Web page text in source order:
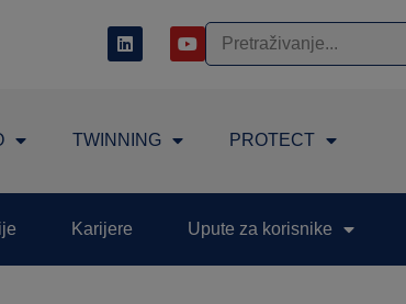
TWINNING PROTECT
Karijere Upute za korisnike